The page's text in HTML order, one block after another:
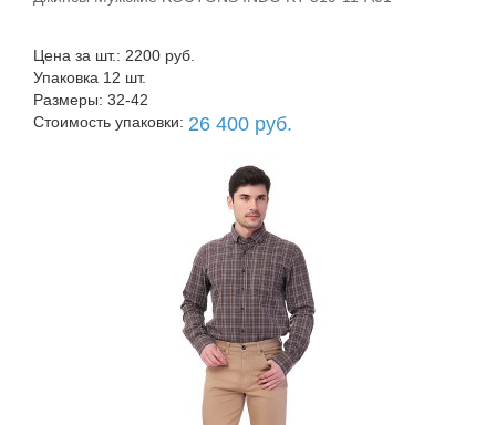
Цена за шт.: 2200 руб.
Упаковка 12 шт.
Размеры: 32-42
Стоимость упаковки: 26 400 руб.